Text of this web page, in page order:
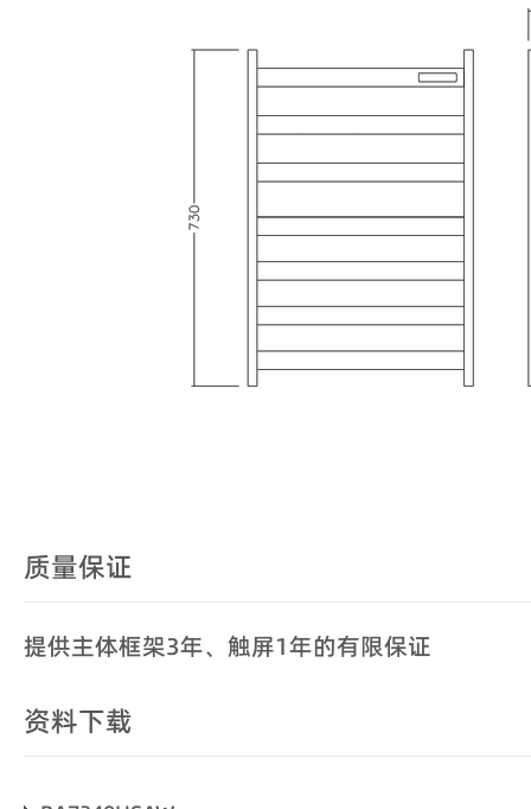
质量保证
提供主体框架3年、触屏1年的有限保证
资料下载